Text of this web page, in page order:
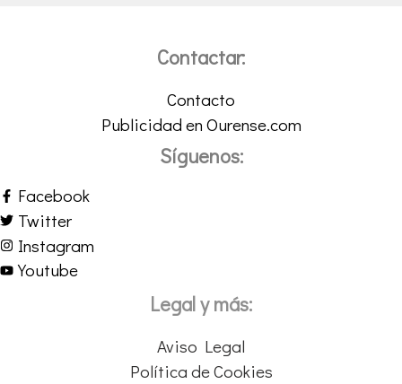
Contactar:
Contacto
Publicidad en Ourense.com
Síguenos:
Facebook
Twitter
Instagram
Youtube
Legal y más:
Aviso Legal
Política de Cookies